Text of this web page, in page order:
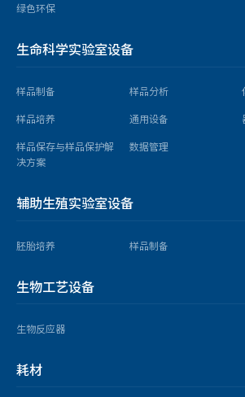
绿色环保
生命科学实验室设备
样品制备 样品分析
样品培养
通用设备
样品保存与样品保护解
决方案
数据管理
辅助生殖实验室设备
胚胎培养 样品制备
生物工艺设备
生物反应器
耗材